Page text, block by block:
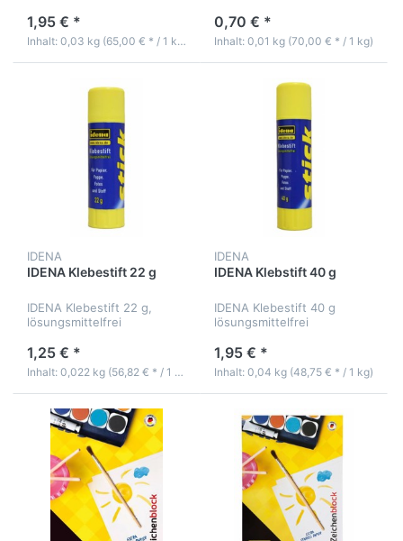
1,95 € *
Inhalt: 0,03 kg (65,00 € * / 1 kg)
0,70 € *
Inhalt: 0,01 kg (70,00 € * / 1 kg)
IDENA
IDENA Klebestift 22 g
IDENA Klebestift 22 g,
lösungsmittelfrei
1,25 € *
Inhalt: 0,022 kg (56,82 € * / 1 kg)
IDENA
IDENA Klebstift 40 g
IDENA Klebestift 40 g
lösungsmittelfrei
1,95 € *
Inhalt: 0,04 kg (48,75 € * / 1 kg)